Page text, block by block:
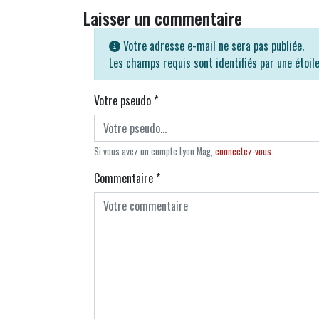
Laisser un commentaire
Votre adresse e-mail ne sera pas publiée.
Les champs requis sont identifiés par une
Votre pseudo*
Si vous avez un compte Lyon Mag, connectez-vous.
Commentaire*